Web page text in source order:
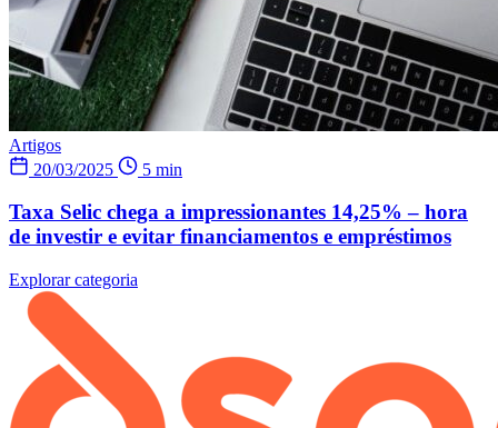
Artigos
20/03/2025
5 min
Taxa Selic chega a impressionantes 14,25% – hora
de investir e evitar financiamentos e empréstimos
Explorar categoria